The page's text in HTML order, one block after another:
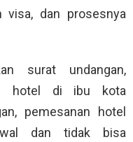
visa, dan prosesnya
surat undangan,
hotel di ibu kota
pemesanan hotel
dan tidak bisa